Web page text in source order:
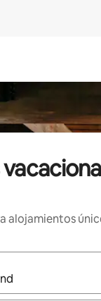
alojamientos
estén